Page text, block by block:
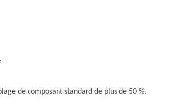
de composant standard de plus de 50 %.